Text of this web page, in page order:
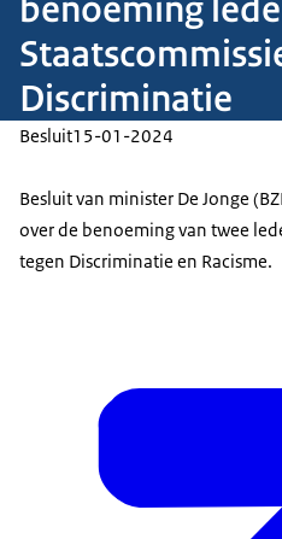
Discriminatie
Besluit15-01-2024
Besluit van minister De Jonge
over de benoeming van twee
tegen Discriminatie en Racisme.